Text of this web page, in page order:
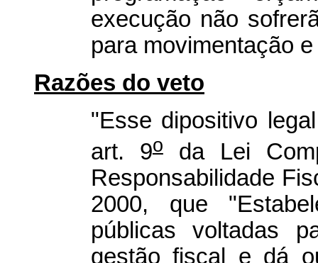
execução não
para movimentação
Razões do veto
"Esse dipositivo
art. 9oda Lei
Responsabilidade
2000, que
públicas voltadas
gestão fiscal e dá